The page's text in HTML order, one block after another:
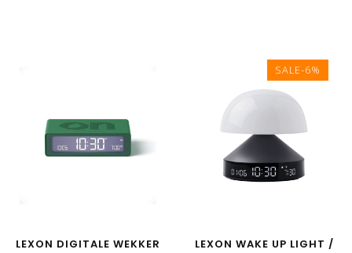
LEXON DIGITALE WEKKER
SALE-6%
LEXON WAKE UP LIGHT /